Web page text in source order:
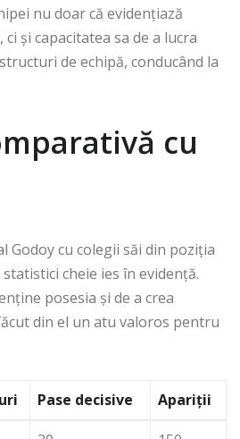
nu doar că evidențiază
și capacitatea sa de a lucra
de echipă, conducând la
cu
Godoy cu colegii săi din poziția
cheie ies în evidență.
posesia și de a crea
din el un atu valoros pentru
Pase decisive Apariții